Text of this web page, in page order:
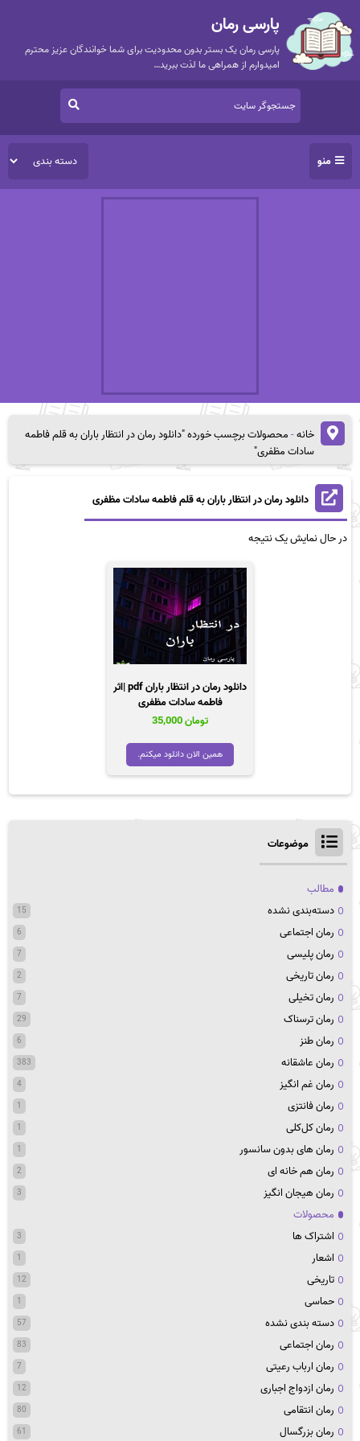
پارسی رمان
پارسی رمان یک بستر بدون محدودیت برای شما خوانندگان عزیز محترم
امیدوارم از همراهی ما لذت ببرید…
منو
خانه-محصولات برچسب خورده "دانلود رمان در انتظار باران به قلم فاطمه
سادات مظفری"
دانلود رمان در انتظار باران به قلم فاطمه سادات مظفری
در حال نمایش یک نتیجه
دانلود رمان در انتظار باران pdf |اثر
فاطمه سادات مظفری
تومان
همین الان دانلود میکنم.
موضوعات
مطالب
دسته‌بندی نشده
15
رمان اجتماعی 6
رمان پلیسی 7
رمان تاریخی 2
رمان تخیلی 7
رمان ترسناک 29
رمان طنز 6
رمان عاشقانه 383
رمان غم انگیز 4
رمان فانتزی 1
رمان کل‌کلی 1
رمان های بدون سانسور 1
رمان هم خانه ای 2
رمان هیجان انگیز 3
محصولات
اشتراک ها
3
اشعار 1
تاریخی 12
حماسی 1
دسته بندی نشده 57
رمان اجتماعی 83
رمان ارباب رعیتی 7
رمان ازدواج اجباری 12
رمان انتقامی 80
رمان بزرگسال 61